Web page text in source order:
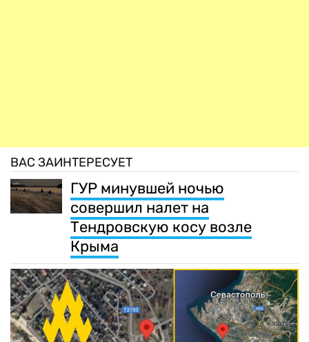
ВАС ЗАИНТЕРЕСУЕТ
ГУР минувшей ночью
совершил налет на
Тендровскую косу возле
Крыма